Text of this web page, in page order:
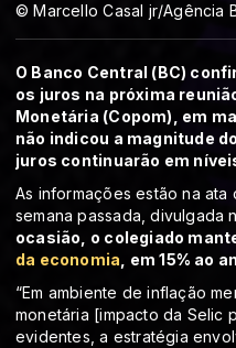
© Marcello Casal jr/Agência
O Banco Central (BC)
os juros na próxima
Monetária (Copom), em
não indicou a magnitude
juros continuarão em
As informações estão na
semana passada, divulgada
ocasião, o colegiado
da economia , em 15% ao
“Em ambiente de inflação
monetária [impacto da Selic
evidentes, a estratégia